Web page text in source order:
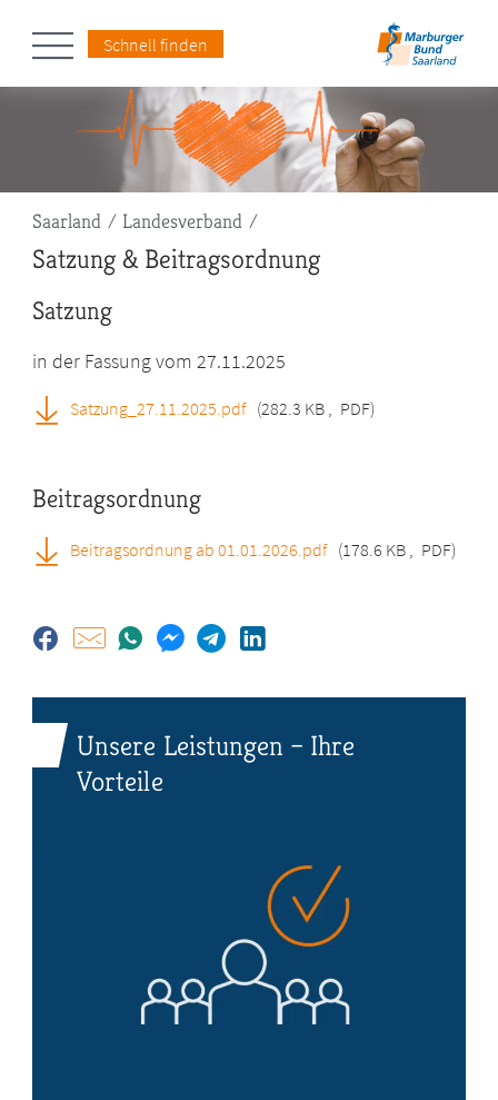
Schnell finden
Pfadnavigation
Saarland Landesverband
Satzung & Beitragsordnung
Satzung
in der Fassung vom 27.11.2025
Satzung_27.11.2025.pdf (282.3 KB , PDF)
Beitragsordnung
Beitragsordnung ab 01.01.2026.pdf (178.6 KB , PDF)
Unsere Leistungen – Ihre
Vorteile